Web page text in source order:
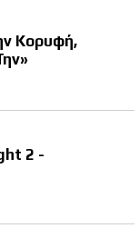
Κορυφή,
2 -